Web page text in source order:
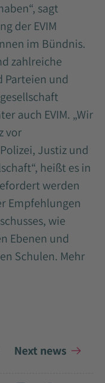
sagt
der EVIM
im Bündnis.
zahlreiche
Parteien und
auch EVIM. „Wir
vor
Justiz und
heißt es in
werden
Empfehlungen
wie
Ebenen und
Schulen. Mehr
Next news